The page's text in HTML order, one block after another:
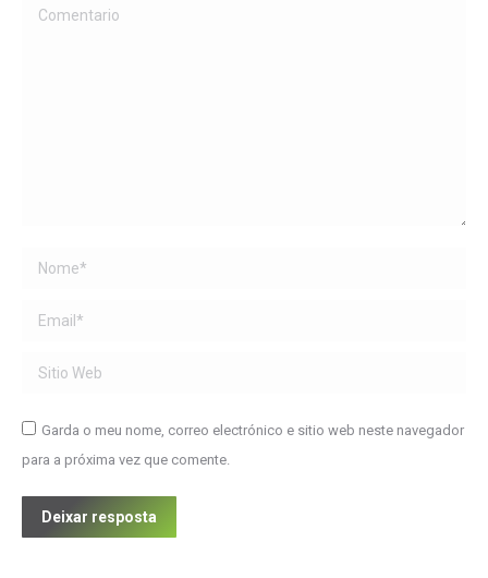
Comentario
Name *
Email *
Sitio Web
Garda o meu nome, correo electrónico e sitio web neste navegador
para a próxima vez que comente.
Deixar resposta